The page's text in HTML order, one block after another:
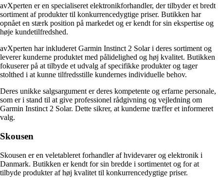
avXperten er en specialiseret elektronikforhandler, der tilbyder et bredt
sortiment af produkter til konkurrencedygtige priser. Butikken har
opnået en stærk position på markedet og er kendt for sin ekspertise og
høje kundetilfredshed.
avXperten har inkluderet Garmin Instinct 2 Solar i deres sortiment og
leverer kunderne produktet med pålidelighed og høj kvalitet. Butikken
fokuserer på at tilbyde et udvalg af specifikke produkter og tager
stolthed i at kunne tilfredsstille kundernes individuelle behov.
Deres unikke salgsargument er deres kompetente og erfarne personale,
som er i stand til at give professionel rådgivning og vejledning om
Garmin Instinct 2 Solar. Dette sikrer, at kunderne træffer et informeret
valg.
Skousen
Skousen er en veletableret forhandler af hvidevarer og elektronik i
Danmark. Butikken er kendt for sin bredde i sortimentet og for at
tilbyde produkter af høj kvalitet til konkurrencedygtige priser.